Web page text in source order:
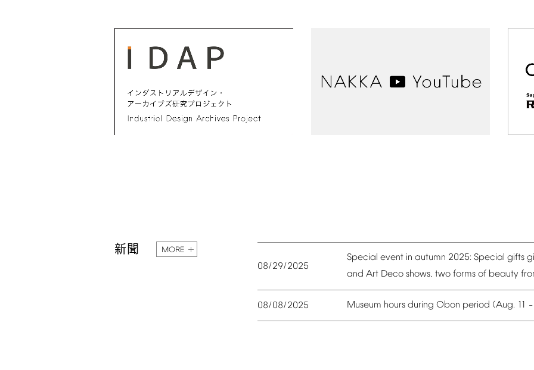
新聞 MORE
08/29/2025
Special event in autumn 2025: Special gifts
and Art Deco shows, two forms of beauty
08/08/2025 Museum hours during Obon period (Aug. 11